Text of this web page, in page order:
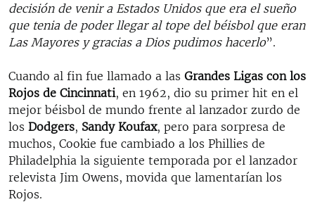
decisión de venir a Estados Unidos que era el sueño
que tenia de poder llegar al tope del béisbol que eran
Las Mayores y gracias a Dios pudimos hacerlo”.
Cuando al fin fue llamado a las Grandes Ligas con los
Rojos de Cincinnati, en 1962, dio su primer hit en el
mejor béisbol de mundo frente al lanzador zurdo de
los Dodgers, Sandy Koufax, pero para sorpresa de
muchos, Cookie fue cambiado a los Phillies de
Philadelphia la siguiente temporada por el lanzador
relevista Jim Owens, movida que lamentarían los
Rojos.